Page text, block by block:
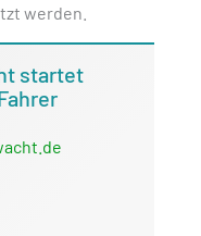
werden.
startet